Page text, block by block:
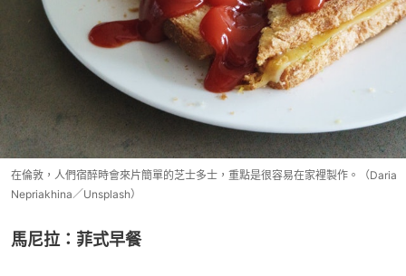
在倫敦，人們宿醉時會來片簡單的芝士多士，重點是很容易在家裡製作。（Daria
Nepriakhina／Unsplash）
馬尼拉：菲式早餐